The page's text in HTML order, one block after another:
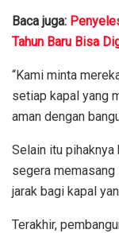
Baca juga:
Tahun Baru Bisa
“Kami minta
setiap kapal yang
aman dengan
Selain itu pihaknya
segera memasang
jarak bagi kapal
Terakhir,